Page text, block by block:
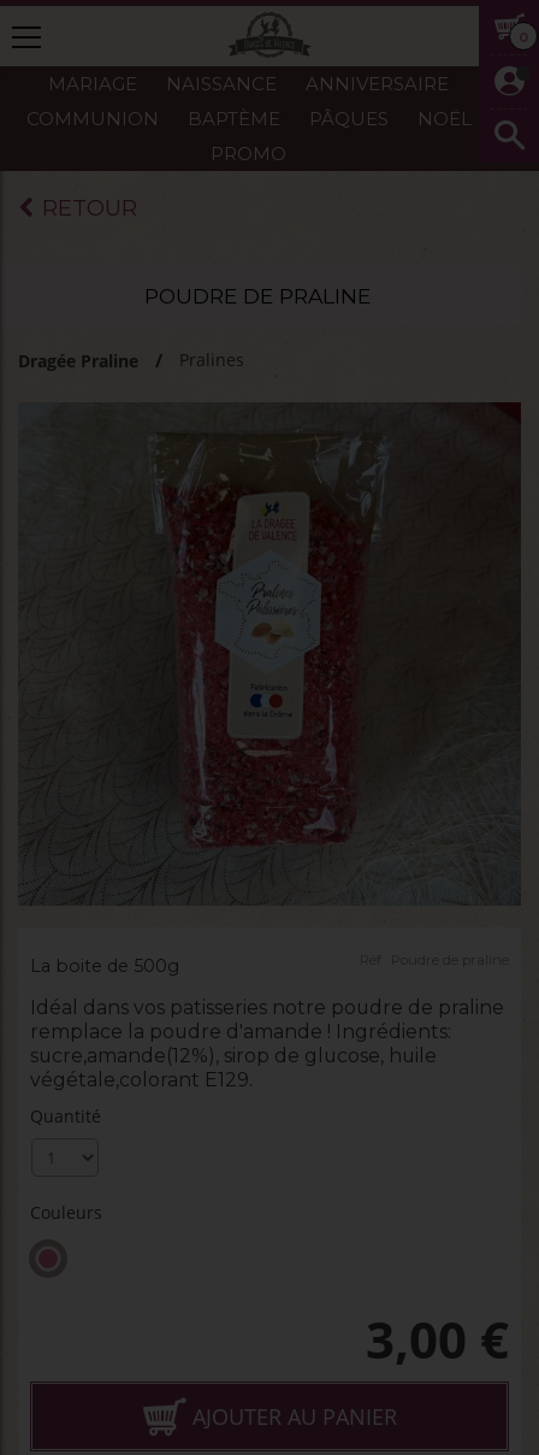
0
MARIAGE NAISSANCE
ANNIVERSAIRE
COMMUNION
BAPTÈME PÂQUES
NOËL
PROMO
RETOUR
POUDRE DE PRALINE
Dragée Praline Pralines
La boite de 500g
Idéal dans vos patisseries notre poudre de praline
remplace la poudre d'amande ! Ingrédients:
sucre,amande(12%), sirop de glucose, huile
végétale,colorant E129.
Quantité
Couleurs
3,00 €
AJOUTER AU PANIER